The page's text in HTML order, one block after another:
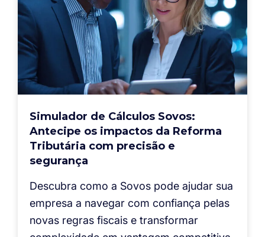
Simulador de Cálculos Sovos:
Antecipe os impactos da Reforma
Tributária com precisão e
segurança
Descubra como a Sovos pode ajudar sua
empresa a navegar com confiança pelas
novas regras fiscais e transformar